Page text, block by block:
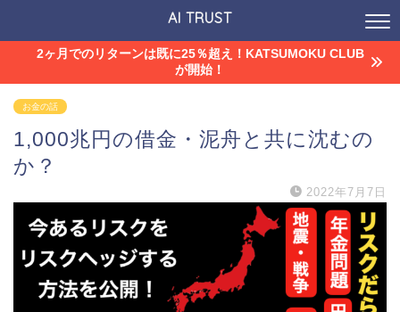
AI TRUST
2ヶ月でのリターンは既に25％超え！KATSUMOKU CLUB
が開始！
お金の話
1,000兆円の借金・泥舟と共に沈むの
か？
2022年7月7日